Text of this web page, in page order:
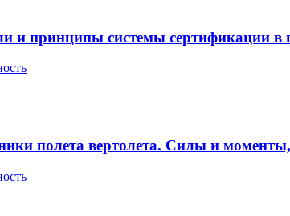
и принципы системы сертификации
полета вертолета. Силы и